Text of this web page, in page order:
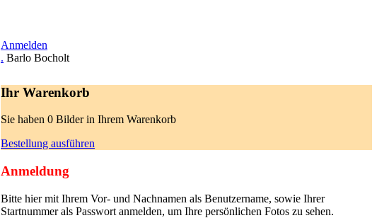
Anmelden
. Barlo Bocholt
Ihr Warenkorb
Sie haben 0 Bilder in Ihrem Warenkorb
Bestellung ausführen
Anmeldung
Bitte hier mit Ihrem Vor- und Nachnamen als Benutzername, sowie Ihrer
Startnummer als Passwort anmelden, um Ihre persönlichen Fotos zu sehen.